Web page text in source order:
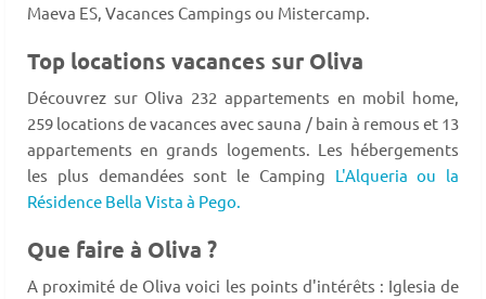
Maeva ES, Vacances Campings ou Mistercamp.
Top locations vacances sur Oliva
Découvrez sur Oliva 232 appartements en mobil home,
259 locations de vacances avec sauna / bain à remous et 13
appartements en grands logements. Les hébergements
les plus demandées sont le Camping L'Alqueria ou la
Résidence Bella Vista à Pego.
Que faire à Oliva ?
A proximité de Oliva voici les points d'intérêts : Iglesia de